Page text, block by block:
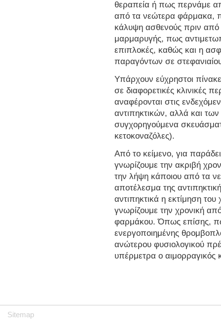
θεραπεία ή πως περνάμε
από τα νεώτερα φάρμακα,
κάλυψη ασθενούς πριν
μαρμαρυγής, πως
επιπλοκές, καθώς και η
παραγόντων σε
Υπάρχουν εύχρηστοι
σε διαφορετικές κλινικές
αναφέρονται στις
αντιπηκτικών, αλλά και
συγχορηγούμενα
κετοκοναζόλες).
Από το κείμενο, για
γνωρίζουμε την ακριβή
την λήψη κάποιου από τα
αποτέλεσμα της
αντιπηκτικά η εκτίμηση
γνωρίζουμε την χρονική
φαρμάκου. Όπως επίσης,
ενεργοποιημένης
ανώτερου φυσιολογικού
υπέρμετρα ο αιμορραγικός
Sitemap